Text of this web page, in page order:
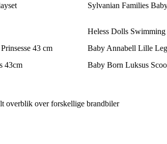
Sylvanian Families
Heless Dolls
43 cm Baby Annabell Lille
43cm Baby Born Luksus
overblik over forskellige brandbiler